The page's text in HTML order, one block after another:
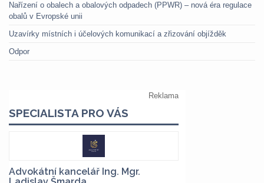
Nařízení o obalech a obalových odpadech (PPWR) – nová éra regulace
obalů v Evropské unii
Uzavírky místních i účelových komunikací a zřizování objížděk
Odpor